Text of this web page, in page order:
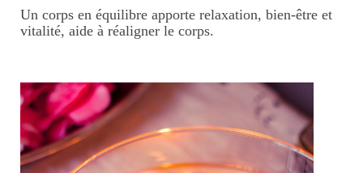
Massage femme enceinte
Massage jeune maman
Tarifs massage jeune maman
Un corps en équilibre apporte relaxation, bien-être et
vitalité, aide à réaligner le corps.